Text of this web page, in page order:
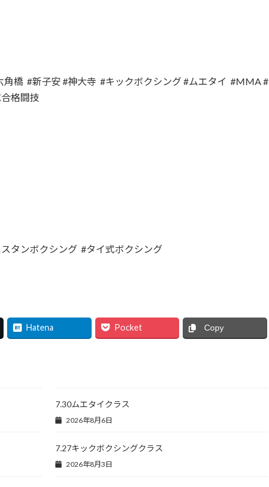
橋 #新子安 #神大寺 #キックボクシング #ムエタイ #MMA #
格闘技
ンボクシング #タイ式ボクシング
Hatena Pocket Copy
7.30ムエタイクラス
2026年8月6日
7.27キックボクシングクラス
2026年8月3日